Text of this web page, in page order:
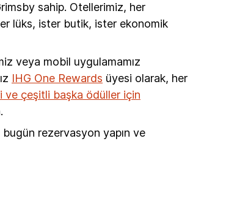
sahip. Otellerimiz, her
lüks, ister butik, ister ekonomik
veya mobil uygulamamız
IHG One Rewards üyesi olarak, her
ve çeşitli başka ödüller için
rezervasyon yapın ve